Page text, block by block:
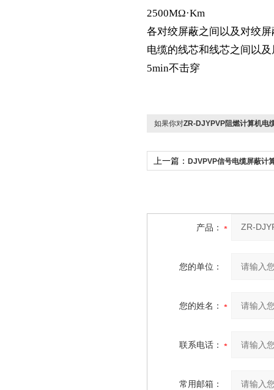
2500MΩ·Km
各对绞屏蔽之间以及对绞
电缆的线芯和线芯之间以
5min不击穿
如果你对ZR-DJYPVP阻燃计算机电
上一篇： DJVPVP信号电缆屏蔽计
产品：
您的单位：
您的姓名：
联系电话：
常用邮箱：